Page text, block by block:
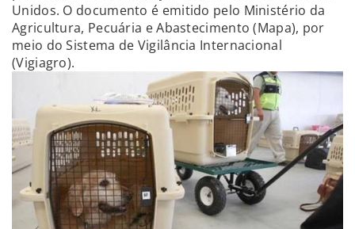
Unidos. O documento é emitido pelo Ministério da
Agricultura, Pecuária e Abastecimento (Mapa), por
meio do Sistema de Vigilância Internacional
(Vigiagro).